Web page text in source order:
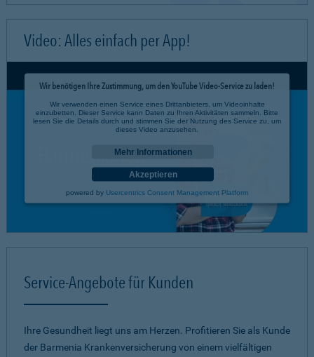
Video: Alles einfach per App!
Wir benötigen Ihre Zustimmung, um den YouTube Video-Service zu laden!
Wir verwenden einen Service eines Drittanbieters, um Videoinhalte
einzubetten. Dieser Service kann Daten zu Ihren Aktivitäten sammeln. Bitte
lesen Sie die Details durch und stimmen Sie der Nutzung des Service zu, um
dieses Video anzusehen.
Mehr Informationen
Akzeptieren
powered by Usercentrics Consent Management Platform
Service-Angebote für Kunden
Ihre Gesundheit liegt uns am Herzen. Profitieren Sie als Kunde
der Barmenia Krankenversicherung von einem vielfältigen